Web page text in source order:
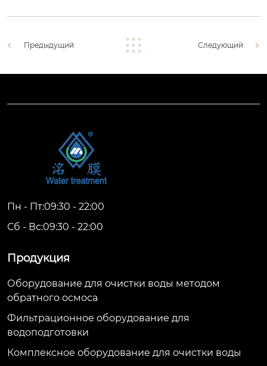
Предыдущий Следующий
Пн - Пт:09:30 - 22:00
Сб - Вс:09:30 - 22:00
Продукция
Оборудование для очистки воды методом
обратного осмоса
Фильтрационное оборудование для
водоподготовки
Комплексное оборудование для очистки воды